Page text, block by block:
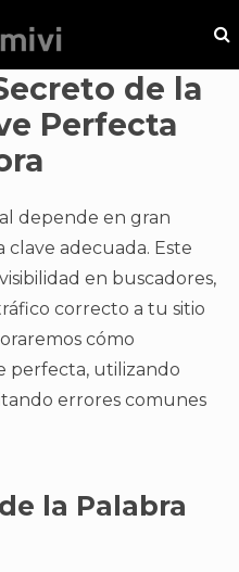
de la
Perfecta
depende en gran
clave adecuada. Este
en buscadores,
correcto a tu sitio
cómo
perfecta, utilizando
errores comunes
la Palabra